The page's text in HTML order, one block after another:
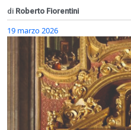
di Roberto Fiorentini
19 marzo 2026